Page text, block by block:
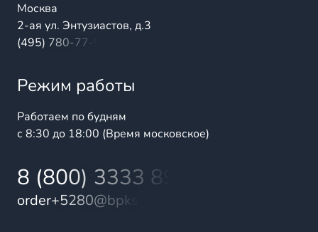
Москва
2-ая ул. Энтузиастов, д.3
(495) 780-77-98
Режим работы
Работаем по будням
с 8:30 до 18:00 (Время московское)
8 (800) 3333 899
order+5280@bpks.ru